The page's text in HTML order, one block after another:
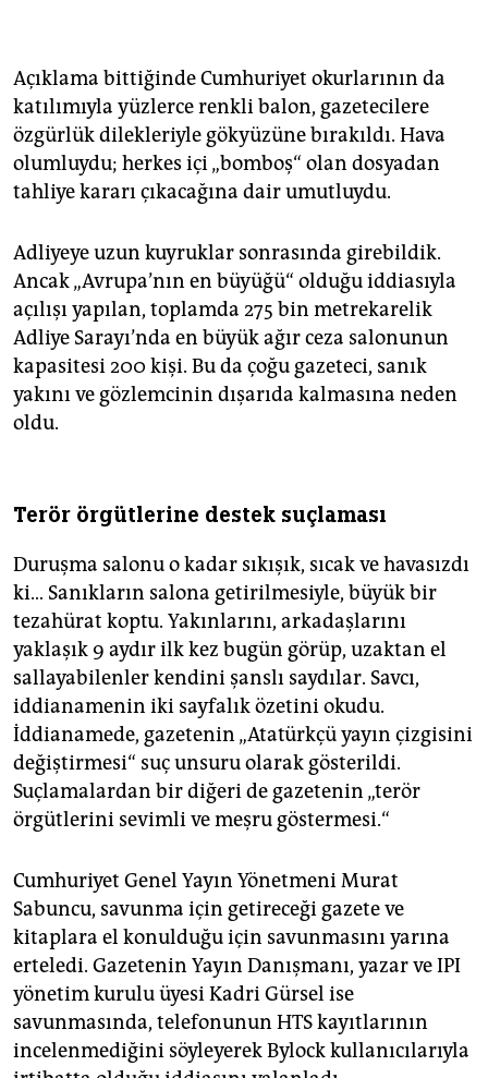
Açıklama bittiğinde Cumhuriyet okurlarının da
katılımıyla yüzlerce renkli balon, gazetecilere
özgürlük dilekleriyle gökyüzüne bırakıldı. Hava
olumluydu; herkes içi „bomboş“ olan dosyadan
tahliye kararı çıkacağına dair umutluydu.
Adliyeye uzun kuyruklar sonrasında girebildik.
Ancak „Avrupa’nın en büyüğü“ olduğu iddiasıyla
açılışı yapılan, toplamda 275 bin metrekarelik
Adliye Sarayı’nda en büyük ağır ceza salonunun
kapasitesi 200 kişi. Bu da çoğu gazeteci, sanık
yakını ve gözlemcinin dışarıda kalmasına neden
oldu.
Terör örgütlerine destek suçlaması
Duruşma salonu o kadar sıkışık, sıcak ve havasızdı
ki… Sanıkların salona getirilmesiyle, büyük bir
tezahürat koptu. Yakınlarını, arkadaşlarını
yaklaşık 9 aydır ilk kez bugün görüp, uzaktan el
sallayabilenler kendini şanslı saydılar. Savcı,
iddianamenin iki sayfalık özetini okudu.
İddianamede, gazetenin „Atatürkçü yayın çizgisini
değiştirmesi“ suç unsuru olarak gösterildi.
Suçlamalardan bir diğeri de gazetenin „terör
örgütlerini sevimli ve meşru göstermesi.“
Cumhuriyet Genel Yayın Yönetmeni Murat
Sabuncu, savunma için getireceği gazete ve
kitaplara el konulduğu için savunmasını yarına
erteledi. Gazetenin Yayın Danışmanı, yazar ve IPI
yönetim kurulu üyesi Kadri Gürsel ise
savunmasında, telefonunun HTS kayıtlarının
incelenmediğini söyleyerek Bylock kullanıcılarıyla